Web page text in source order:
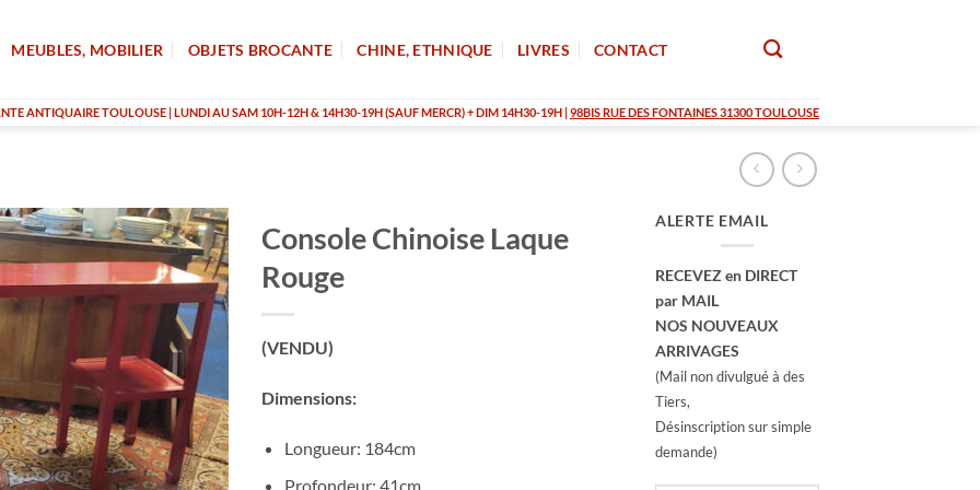
MEUBLES, MOBILIER OBJETS BROCANTE CHINE, ETHNIQUE LIVRES CONTACT
ANTIQUAIRE TOULOUSE | LUNDI AU SAM 10H-12H & 14H30-19H (SAUF MERCR) + DIM 14H30-19H |98BIS RUE DES FONTAINES 31300 TOULOUSE
Console Chinoise Laque
Rouge
(VENDU)
Dimensions:
Longueur: 184cm
Profondeur: 41cm
ALERTE EMAIL
RECEVEZ en DIRECT
par MAIL
NOS NOUVEAUX
ARRIVAGES
(Mail non divulgué à des
Tiers,
Désinscription sur simple
demande)